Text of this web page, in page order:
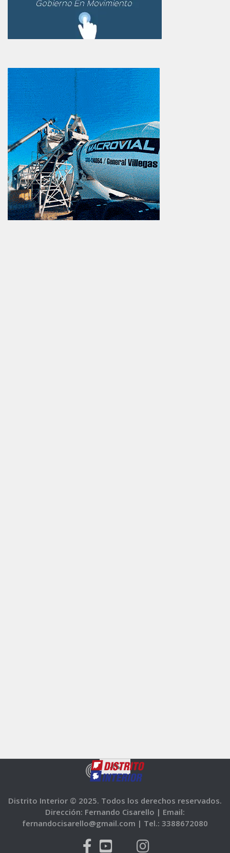
Distrito Interior © 2025. Todos los derechos reservados.
Dirección: Fernando Cisarello | Email:
fernandocisarello@gmail.com | Tel.: 3388672080